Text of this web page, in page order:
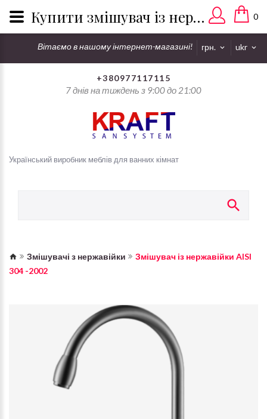
ukr
грн.
0
Вітаємо в нашому інтернет-магазині!
+380977117115
7 днів на тиждень з 9:00 до 21:00
Український виробник меблів для ванних кімнат
Змішувачі з нержавійки
Змішувач із нержавійки AISI
304 -2002
Купити змішувач із нержавійки - доставка по всій Україні